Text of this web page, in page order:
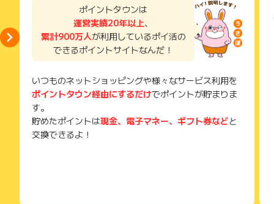
ポイントタウンは
運営実績20年以上、
累計900万人が利用しているポイ活の
できるポイントサイトなんだ！
いつものネットショッピングや様々なサービス利用を
ポイントタウン経由にするだけでポイントが貯まりま
す。
貯めたポイントは現金、電子マネー、ギフト券などと
交換できるよ！